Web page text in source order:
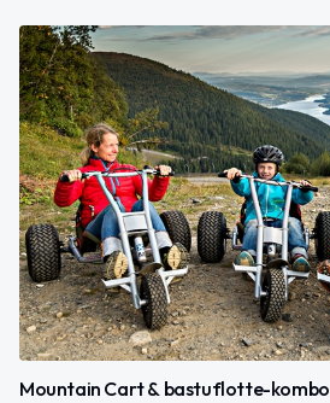
Mountain Cart & bastuflotte-kombo